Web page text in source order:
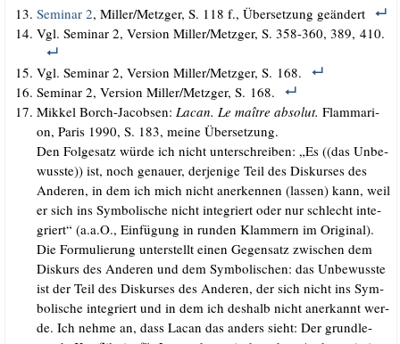
Semi­nar 2, Miller/​Metzger, S. 118 f., Über­set­zung geändert
Vgl. Semi­nar 2, Ver­si­on Miller/​Metzger, S. 358-360, 389, 410.
Vgl. Semi­nar 2, Ver­si­on Miller/​Metzger, S. 168.
Semi­nar 2, Ver­si­on Miller/​Metzger, S. 168.
Mik­kel Borch-Jacob­sen:Lacan. Le maît­re abso­lut. Flamm­a­ri­
on, Paris 1990, S. 183, mei­ne Übersetzung.
Den Fol­ge­satz wür­de ich nicht unter­schrei­ben: „Es ((das Unbe­
wuss­te)) ist, noch genau­er, der­je­ni­ge Teil des Dis­kur­ses des
Ande­ren, in dem ich mich nicht aner­ken­nen (las­sen) kann, weil
er sich ins Sym­bo­li­sche nicht inte­griert oder nur schlecht inte­
griert“ (a.a.O., Ein­fü­gung in run­den Klam­mern im Ori­gi­nal).
Die For­mu­lie­rung unter­stellt einen Gegen­satz zwi­schen dem
Dis­kurs des Ande­ren und dem Sym­bo­li­schen: das Unbe­wuss­te
ist der Teil des Dis­kur­ses des Ande­ren, der sich nicht ins Sym­
bo­li­sche inte­griert und in dem ich des­halb nicht aner­kannt wer­
de. Ich neh­me an, dass Lacan das anders sieht: Der grund­le­